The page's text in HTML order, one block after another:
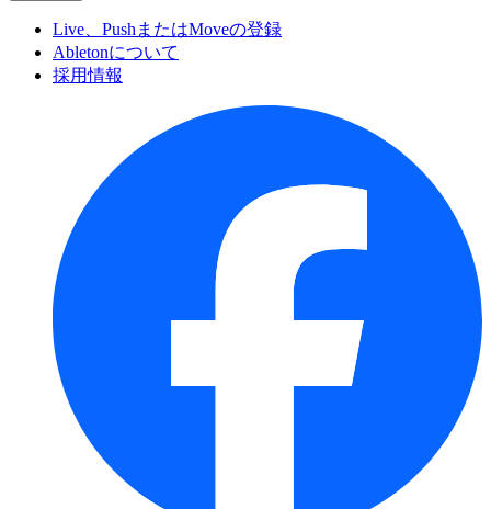
Live、PushまたはMoveの登録
Abletonについて
採用情報